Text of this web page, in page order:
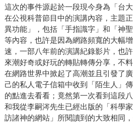
這次的事件源起於一段現今身為「台
在公視科普節目中的演講內容，主題
異功能」，包括「手指識字」和「神
等內容，也許是因為網路頻寬的大幅
速，一部八年前的演講紀錄影片，也
來潮好奇或好玩的轉貼轉傳分享，不
在網路世界中掀起了高潮並且引發了
己的私人電子信箱中收到「陌生人」
的點進去看看；竟然第一次看到這段
和我從李嗣涔先生已經出版的「科學
訪諸神的網站」所閱讀到的大致相同